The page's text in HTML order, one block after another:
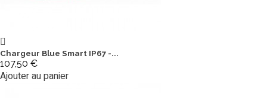
Chargeur Blue Smart IP67 -...
107,50 €
Ajouter au panier